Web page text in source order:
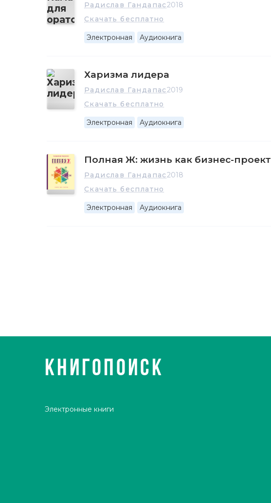
Радислав Гандапас2018
Скачать бесплатно
Электронная Аудиокнига
Харизма лидера
Радислав Гандапас2019
Скачать бесплатно
Электронная Аудиокнига
Полная Ж: жизнь как бизнес-проект
Радислав Гандапас2018
Скачать бесплатно
Электронная Аудиокнига
КНИГОПОИСК
Электронные книги